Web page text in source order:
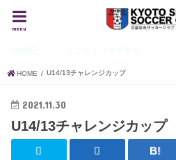
menu
HOME U14/13チャレンジカップ
2021.11.30
U14/13チャレンジカップ